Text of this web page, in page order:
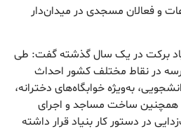
و فعالان مسجدی در میدان‌دار
برکت در یک سال گذشته گفت: طی
نزدیک به ۸۰۰ مدرسه در نقاط مختلف کشور احداث
خوابگاه دانشجویی، به‌ویژه خوابگاه‌های دخترانه،
همچنین ساخت مساجد و اجرای
در دستور کار بنیاد قرار داشته